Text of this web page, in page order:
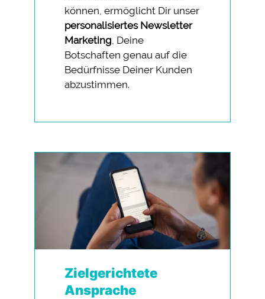
können, ermöglicht Dir unser
personalisiertes Newsletter
Marketing , Deine
Botschaften genau auf die
Bedürfnisse Deiner Kunden
abzustimmen.
Zielgerichtete
Ansprache